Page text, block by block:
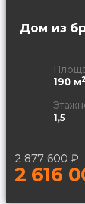
Дом из
190 м2
1,5
2 877 600 ₽
2 616